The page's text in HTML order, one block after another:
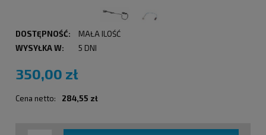
DOSTĘPNOŚĆ:
MAŁA ILOŚĆ
WYSYŁKA W:
5 DNI
350,00 zł
Cena netto: 284,55 zł